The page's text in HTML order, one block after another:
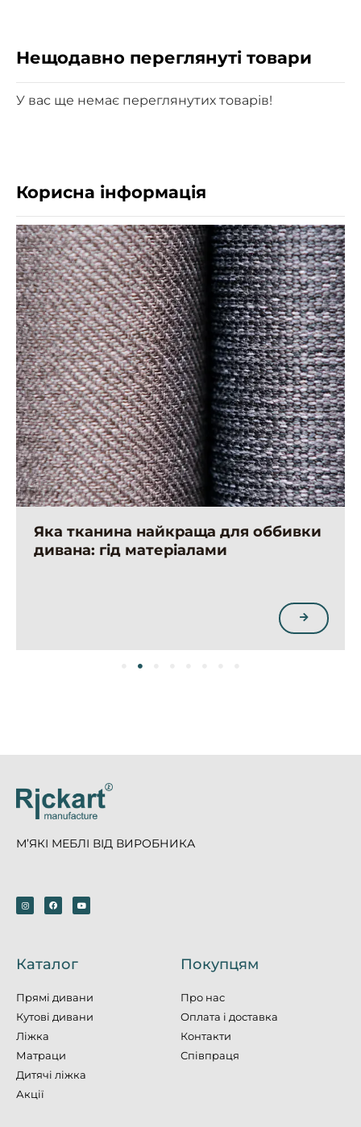
Нещодавно переглянуті товари
У вас ще немає переглянутих товарів!
Корисна інформація
Яка тканина найкраща для оббивки
дивана: гід матеріалами
М’ЯКІ МЕБЛІ ВІД ВИРОБНИКА
Каталог
Прямі дивани
Кутові дивани
Ліжка
Матраци
Дитячі ліжка
Акції
Покупцям
Про нас
Оплата і доставка
Контакти
Співпраця